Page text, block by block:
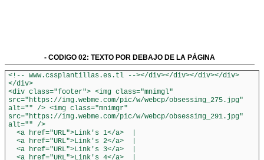
- CODIGO 02: TEXTO POR DEBAJO DE LA PÁGINA